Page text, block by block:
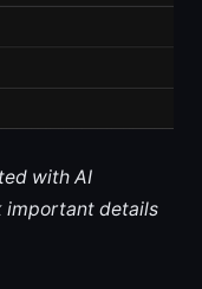
with AI
important details